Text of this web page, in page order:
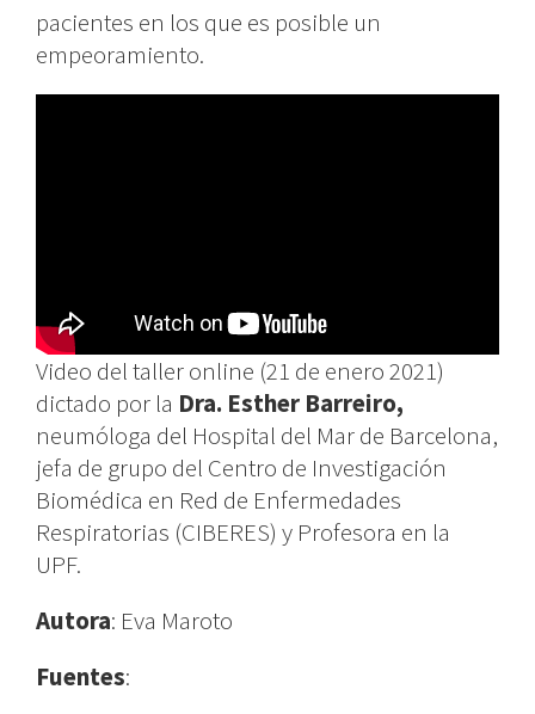
pacientes en los que es posible un
empeoramiento.
Video del taller online (21 de enero 2021)
dictado por la Dra. Esther Barreiro,
neumóloga del Hospital del Mar de Barcelona,
jefa de grupo del Centro de Investigación
Biomédica en Red de Enfermedades
Respiratorias (CIBERES) y Profesora en la
UPF.
Autora: Eva Maroto
Fuentes: